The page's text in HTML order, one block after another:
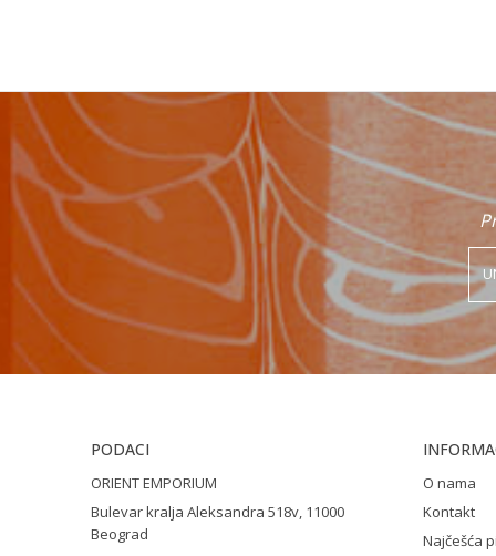
Poruka
POŠALJI
PODACI
ORIENT EMPORIUM
Bulevar kralja Aleksandra 518v, 11000
Beograd
O nama
Kontakt
Najčešća